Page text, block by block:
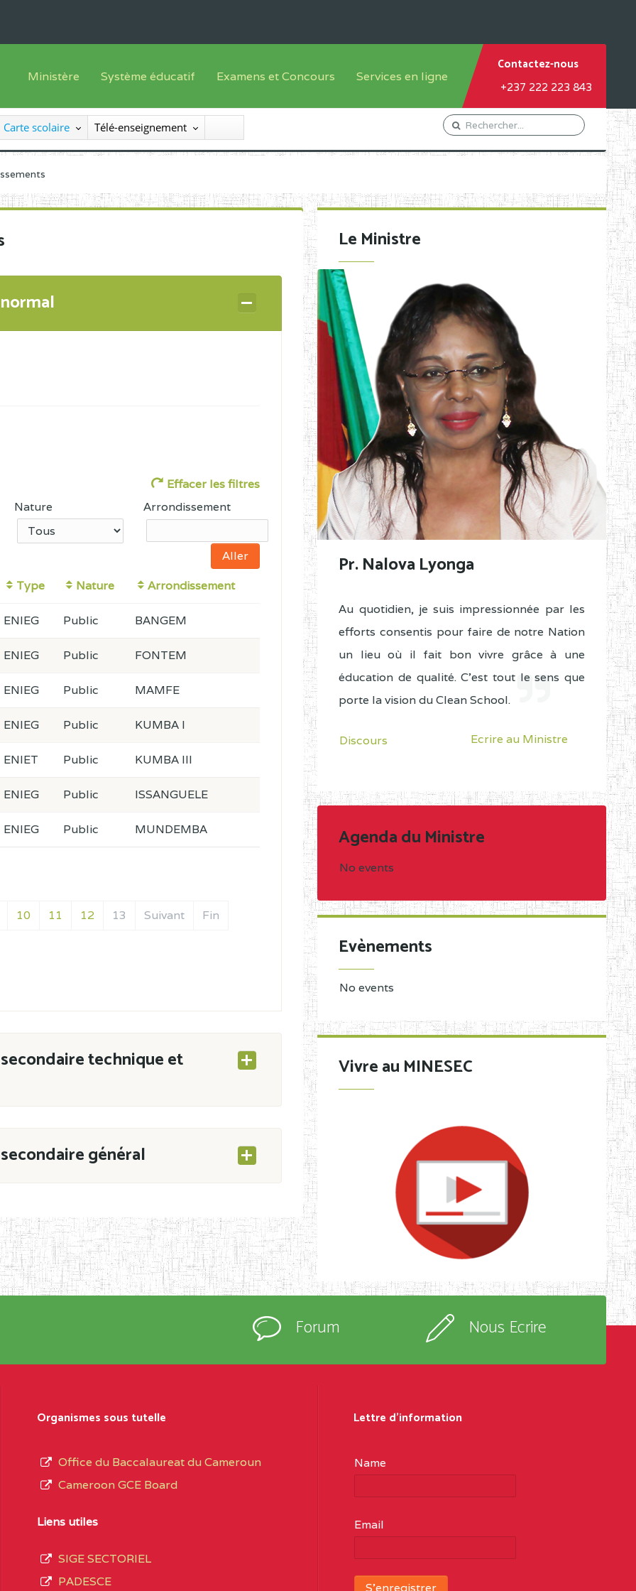
Ministère
Le Ministre
Le SEESEN
Inspection Générale des Enseignements
Organigramme
Système éducatif
Offre de formation
Sous système francophone
Progammes d'études
Examens et Concours
Inscriptions
Liste des candidats
Diplômes disponibles
Services en ligne
Orientation Conseil
Gestion du Personnel
Demande de subvention
Contactez-nous
+237 222 223 843
Carte scolaire Télé-enseignement
Effacer les filtres
Nature Arrondissement
Type Nature Arrondissement
10 11 12 13 Suivant Fin
ENIEG Public BANGEM
ENIEG Public FONTEM
ENIEG Public MAMFE
ENIEG Public KUMBA I
ENIET Public KUMBA III
ENIEG Public ISSANGUELE
ENIEG Public MUNDEMBA
technique et
général
CAB du 21 mars 2011 portant ouverture
Secondaire et Normal (RNE),
immatriculés et inscrits au
à la connaissance du grand public.
et Arrondissement ; suivent les
et d’ouverture, le nom du fondateur
sous-système, le type d’enseignement
Généralau terme des opérations
Le Ministre
Pr. Nalova Lyonga
Au quotidien, je suis impressionnée par les
efforts consentis pour faire de notre Nation
un lieu où il fait bon vivre grâce à une
éducation de qualité. C'est tout le sens que
porte la vision du Clean School.
Discours Ecrire au Ministre
Agenda du Ministre
No events
Evènements
No events
Vivre au MINESEC
Forum Nous Ecrire
Organismes sous tutelle
Office du Baccalaureat du Cameroun
Cameroon GCE Board
Liens utiles
SIGE SECTORIEL
PADESCE
Lettre d'information
Name
Email